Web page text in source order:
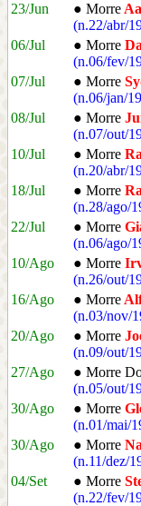
23/Jun
● Morre
(n.22/abr/
06/Jul
● Morre
(n.06/fev/
07/Jul
● Morre
(n.06/jan/
08/Jul
● Morre
(n.07/out/
10/Jul
● Morre
(n.20/abr/
18/Jul
● Morre
(n.28/ago/
22/Jul
● Morre
(n.06/ago/
10/Ago
● Morre
(n.26/out/
16/Ago
● Morre
(n.03/nov/
20/Ago
● Morre
(n.09/out/
27/Ago
● Morre
(n.05/out/
30/Ago
● Morre
(n.01/mai/
30/Ago
● Morre
(n.11/dez/
04/Set
● Morre
(n.22/fev/